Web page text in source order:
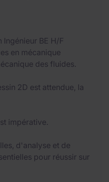
BE H/F
en mécanique
des fluides.
2D est attendue, la
impérative.
d'analyse et de
pour réussir sur